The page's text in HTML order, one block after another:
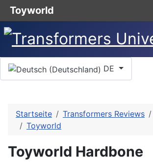
Sprache auswählen
DE
Startseite Transformers Reviews
Toyworld
Toyworld Hardbone
Toyworld